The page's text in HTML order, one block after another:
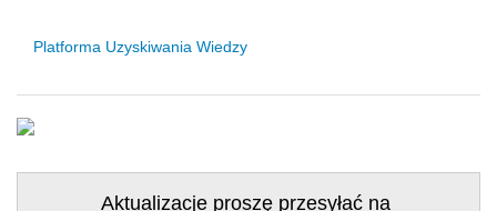
Platforma Uzyskiwania Wiedzy
Aktualizacje proszę przesyłać na